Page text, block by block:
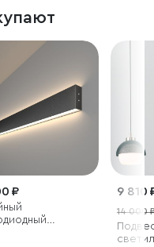
₽ 9 810
14 000